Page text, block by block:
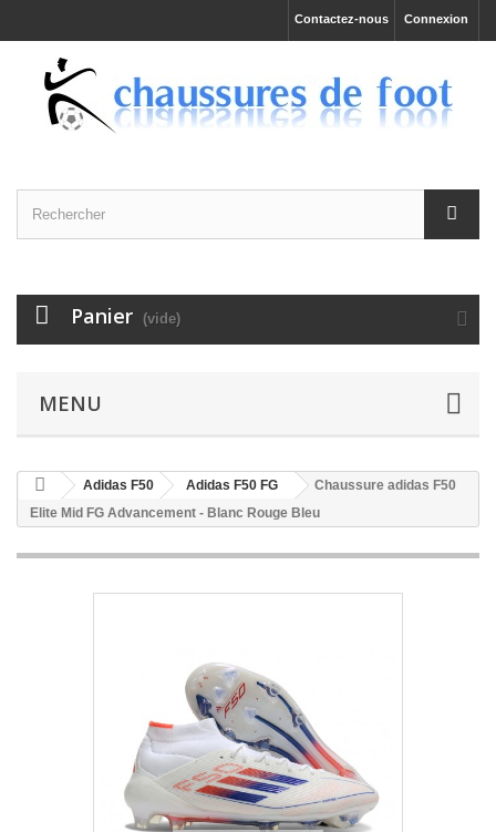
Connexion
Contactez-nous
Panier (vide)
MENU
Adidas F50 Adidas F50 FG
Chaussure adidas F50
Elite Mid FG Advancement - Blanc Rouge Bleu